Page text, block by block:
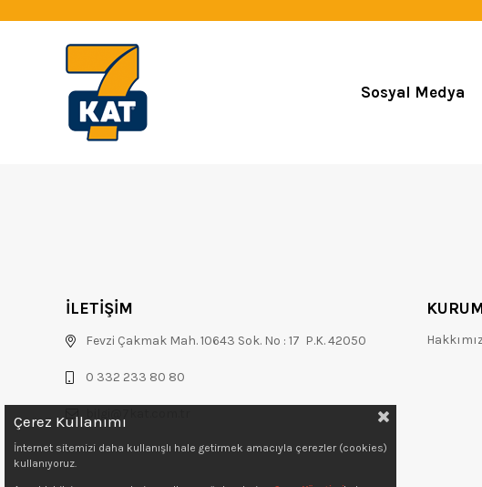
Sosyal Medya
İLETİŞİM
Fevzi Çakmak Mah. 10643 Sok. No : 17 P.K. 42050
0 332 233 80 80
Çerez Kullanımı
İnternet sitemizi daha kullanışlı hale getirmek amacıyla çerezler (cookies)
kullanıyoruz.